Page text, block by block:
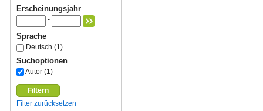
Erscheinungsjahr
-
Sprache
Deutsch (1)
Suchoptionen
Autor (1)
Filtern
Filter zurücksetzen